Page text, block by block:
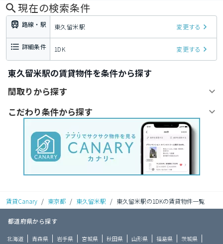
現在の検索条件
路線・駅 東久留米駅 変更する
詳細条件 1DK 変更する
東久留米駅の賃貸物件を条件から探す
間取りから探す
こだわり条件から探す
賃貸Canary / 東京都 / 東久留米駅 / 東久留米駅の1DKの賃貸物件一覧
都道府県から探す
北海道 青森県 岩手県 宮城県 秋田県 山形県 福島県 茨城県